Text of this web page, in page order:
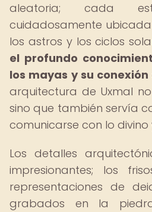
aleatoria; cada
cuidadosamente
los astros y los ciclos
el profundo
los mayas y su
arquitectura de Uxmal
sino que también servía
comunicarse con lo divino
Los detalles
impresionantes; los
representaciones de
grabados en la